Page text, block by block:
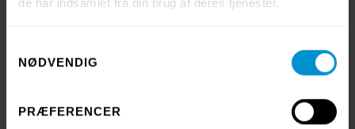
de har indsamlet fra din brug af deres tjenester.
NØDVENDIG
PRÆFERENCER
En viktig milstolpe för Textilia